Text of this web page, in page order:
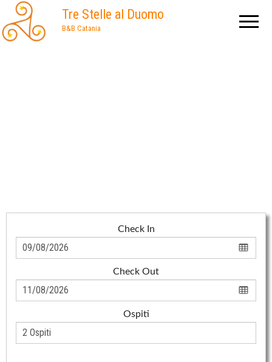
Tre Stelle al Duomo
B&B Catania
Check In
Check Out
Ospiti